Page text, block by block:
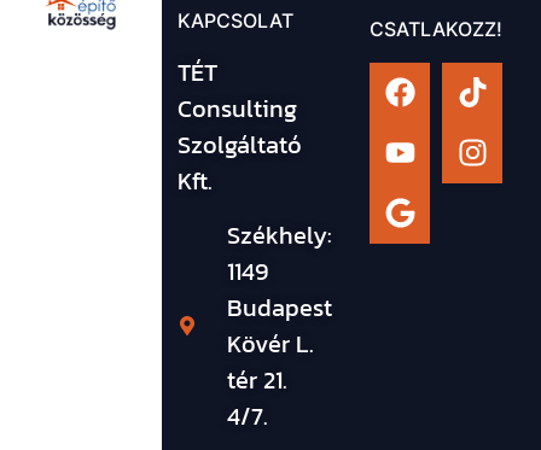
KAPCSOLAT
TÉT
Consulting
Szolgáltató
Kft.
Székhely:
1149
Budapest
Kövér L.
tér 21.
4/7.
CSATLAKOZZ!